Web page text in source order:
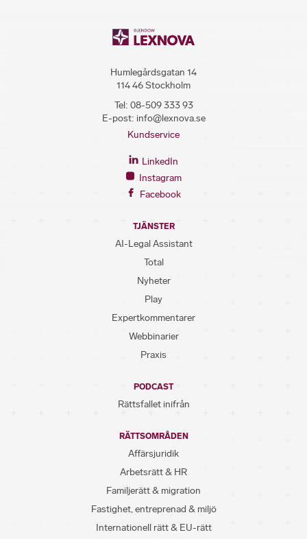
Humlegårdsgatan 14
114 46 Stockholm
Tel: 08-509 333 93
E-post: info@lexnova.se
Kundservice
LinkedIn
Instagram
Facebook
TJÄNSTER
AI-Legal Assistant
Total
Nyheter
Play
Expertkommentarer
Webbinarier
Praxis
PODCAST
Rättsfallet inifrån
RÄTTSOMRÅDEN
Affärsjuridik
Arbetsrätt & HR
Familjerätt & migration
Fastighet, entreprenad & miljö
Internationell rätt & EU-rätt